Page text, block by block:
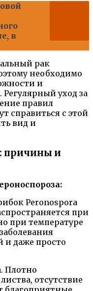
в
рак
необходимо
и
Регулярный уход за
правил
справиться с этой
вид и
причины и
Peronospora
при
при температуре
и даже просто
Плотно
отсутствие